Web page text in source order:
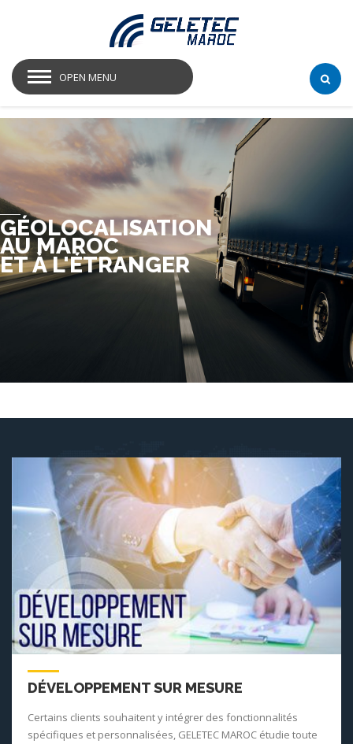
OPEN MENU
ET À L'ÉTRANGER
AU MAROC
GÉOLOCALISATION
DÉVELOPPEMENT SUR MESURE
Certains clients souhaitent y intégrer des fonctionnalités
spécifiques et personnalisées, GELETEC MAROC étudie toute